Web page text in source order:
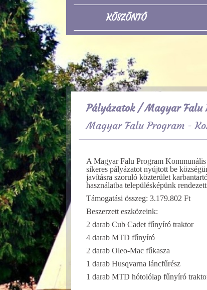
KÖSZÖNTŐ
Pályázatok/ Magyar Falu
Magyar Falu Program -
A Magyar Falu Program
sikeres pályázatot nyújtott be
javításra szoruló közterület
használatba településképünk
Támogatási összeg: 3.179.802 Ft
Beszerzett eszközeink:
2 darab Cub Cadet fűnyíró traktor
4 darab MTD fűnyíró
2 darab Oleo-Mac fűkasza
1 darab Husqvarna láncfűrész
1 darab MTD hótolólap fűnyíró